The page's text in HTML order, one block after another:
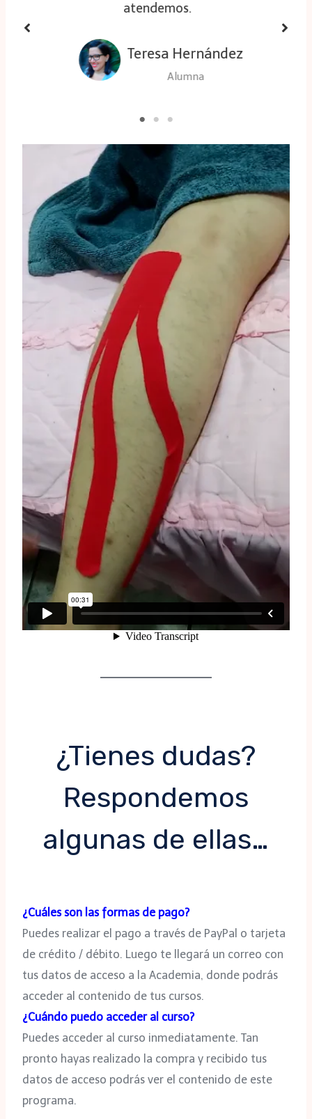
atendemos.
Teresa Hernández
Alumna
¿Tienes dudas?
Respondemos
algunas de ellas…
¿Cuáles son las formas de pago?
Puedes realizar el pago a través de PayPal o tarjeta
de crédito / débito. Luego te llegará un correo con
tus datos de acceso a la Academia, donde podrás
acceder al contenido de tus cursos.
¿Cuándo puedo acceder al curso?
Puedes acceder al curso inmediatamente. Tan
pronto hayas realizado la compra y recibido tus
datos de acceso podrás ver el contenido de este
programa.